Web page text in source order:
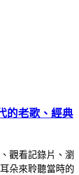
的老歌、經典
觀看記錄片、瀏
朵來聆聽當時的